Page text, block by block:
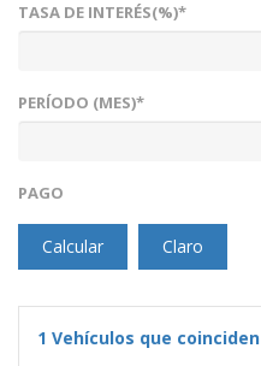
TASA DE INTERÉS(%)*
PERÍODO (MES)*
PAGO
Calcular Claro
1 Vehículos que coinciden